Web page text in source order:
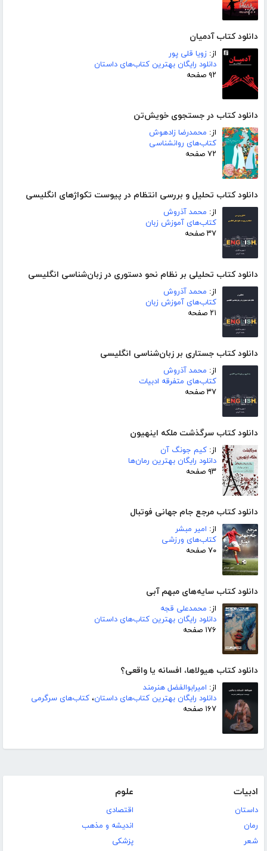
دانلود کتاب آدمیان
از: زویا قلی پور
دانلود رایگان بهترین کتاب‌های داستان
۹۲ صفحه
دانلود کتاب در جستجوی خویش‌تن
از: محمدرضا زادهوش
کتاب‌های روانشناسی
۷۲ صفحه
دانلود کتاب تحلیل و بررسی انتظام در پیوست تکواژهای انگلیسی
از: محمد آذروش
کتاب‌های آموزش زبان
۳۷ صفحه
دانلود کتاب تحلیلی بر نظام نحو دستوری در زبان‌شناسی انگلیسی
از: محمد آذروش
کتاب‌های آموزش زبان
۲۱ صفحه
دانلود کتاب جستاری بر زبان‌شناسی انگلیسی
از: محمد آذروش
کتاب‌های متفرقه ادبیات
۳۷ صفحه
دانلود کتاب سرگذشت ملکه اینهیون
از: کیم جونگ آن
دانلود رایگان بهترین رمان‌ها
۹۳ صفحه
دانلود کتاب مرجع جام جهانی فوتبال
از: امیر مبشر
کتاب‌های ورزشی
۷۰ صفحه
دانلود کتاب سایه‌های مبهم آبی
از: محمدعلی قجه
دانلود رایگان بهترین کتاب‌های داستان
۱۷۶ صفحه
دانلود کتاب هیولاها، افسانه یا واقعی؟
از: امیرابوالفضل هنرمند
دانلود رایگان بهترین کتاب‌های داستان، کتاب‌های سرگرمی
۱۶۷ صفحه
ادبیات
داستان
رمان
شعر
علوم
اقتصادی
اندیشه و مذهب
پزشکی